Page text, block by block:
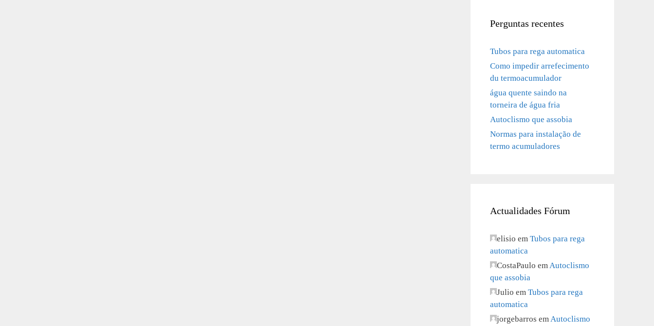
Perguntas recentes
Tubos para rega automatica
Como impedir arrefecimento
du termoacumulador
água quente saindo na
torneira de água fria
Autoclismo que assobia
Normas para instalação de
termo acumuladores
Actualidades Fórum
elisio em Tubos para rega
automatica
CostaPaulo emAutoclismo
que assobia
Julio em Tubos para rega
automatica
jorgebarros emAutoclismo